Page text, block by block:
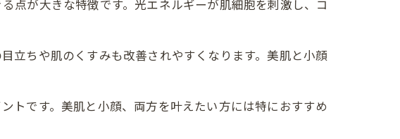
点が大きな特徴です。光エネルギーが肌細胞を刺激し、コ
立ちや肌のくすみも改善されやすくなります。美肌と小顔
トです。美肌と小顔、両方を叶えたい方には特におすすめ